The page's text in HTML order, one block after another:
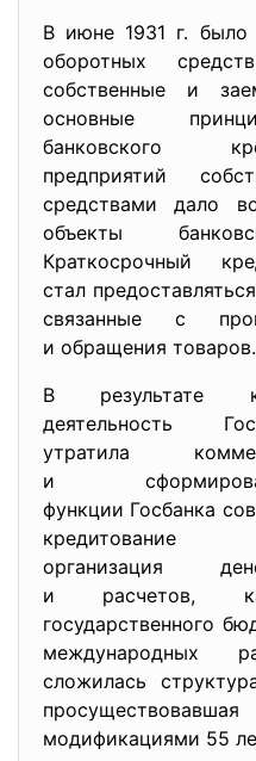
В июне 1931 г. было
оборотных
собственные и
основные
банковского
предприятий
средствами дало
объекты
Краткосрочный
стал
связанные с
и обращения товаров.
В результате
деятельность
утратила
и
функции Госбанка
организация
и расчетов,
государственного
международных
сложилась
модификациями 55